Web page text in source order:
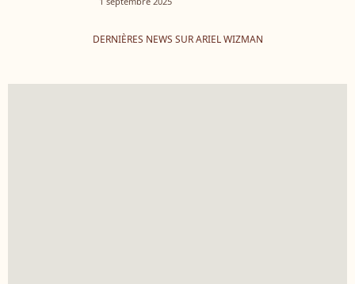
DERNIÈRES NEWS SUR ARIEL WIZMAN